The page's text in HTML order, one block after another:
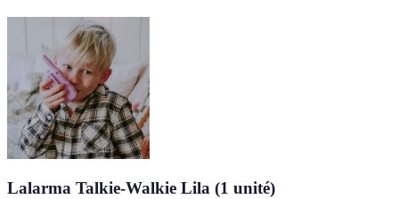
Lalarma Talkie-Walkie Lila (1 unité)